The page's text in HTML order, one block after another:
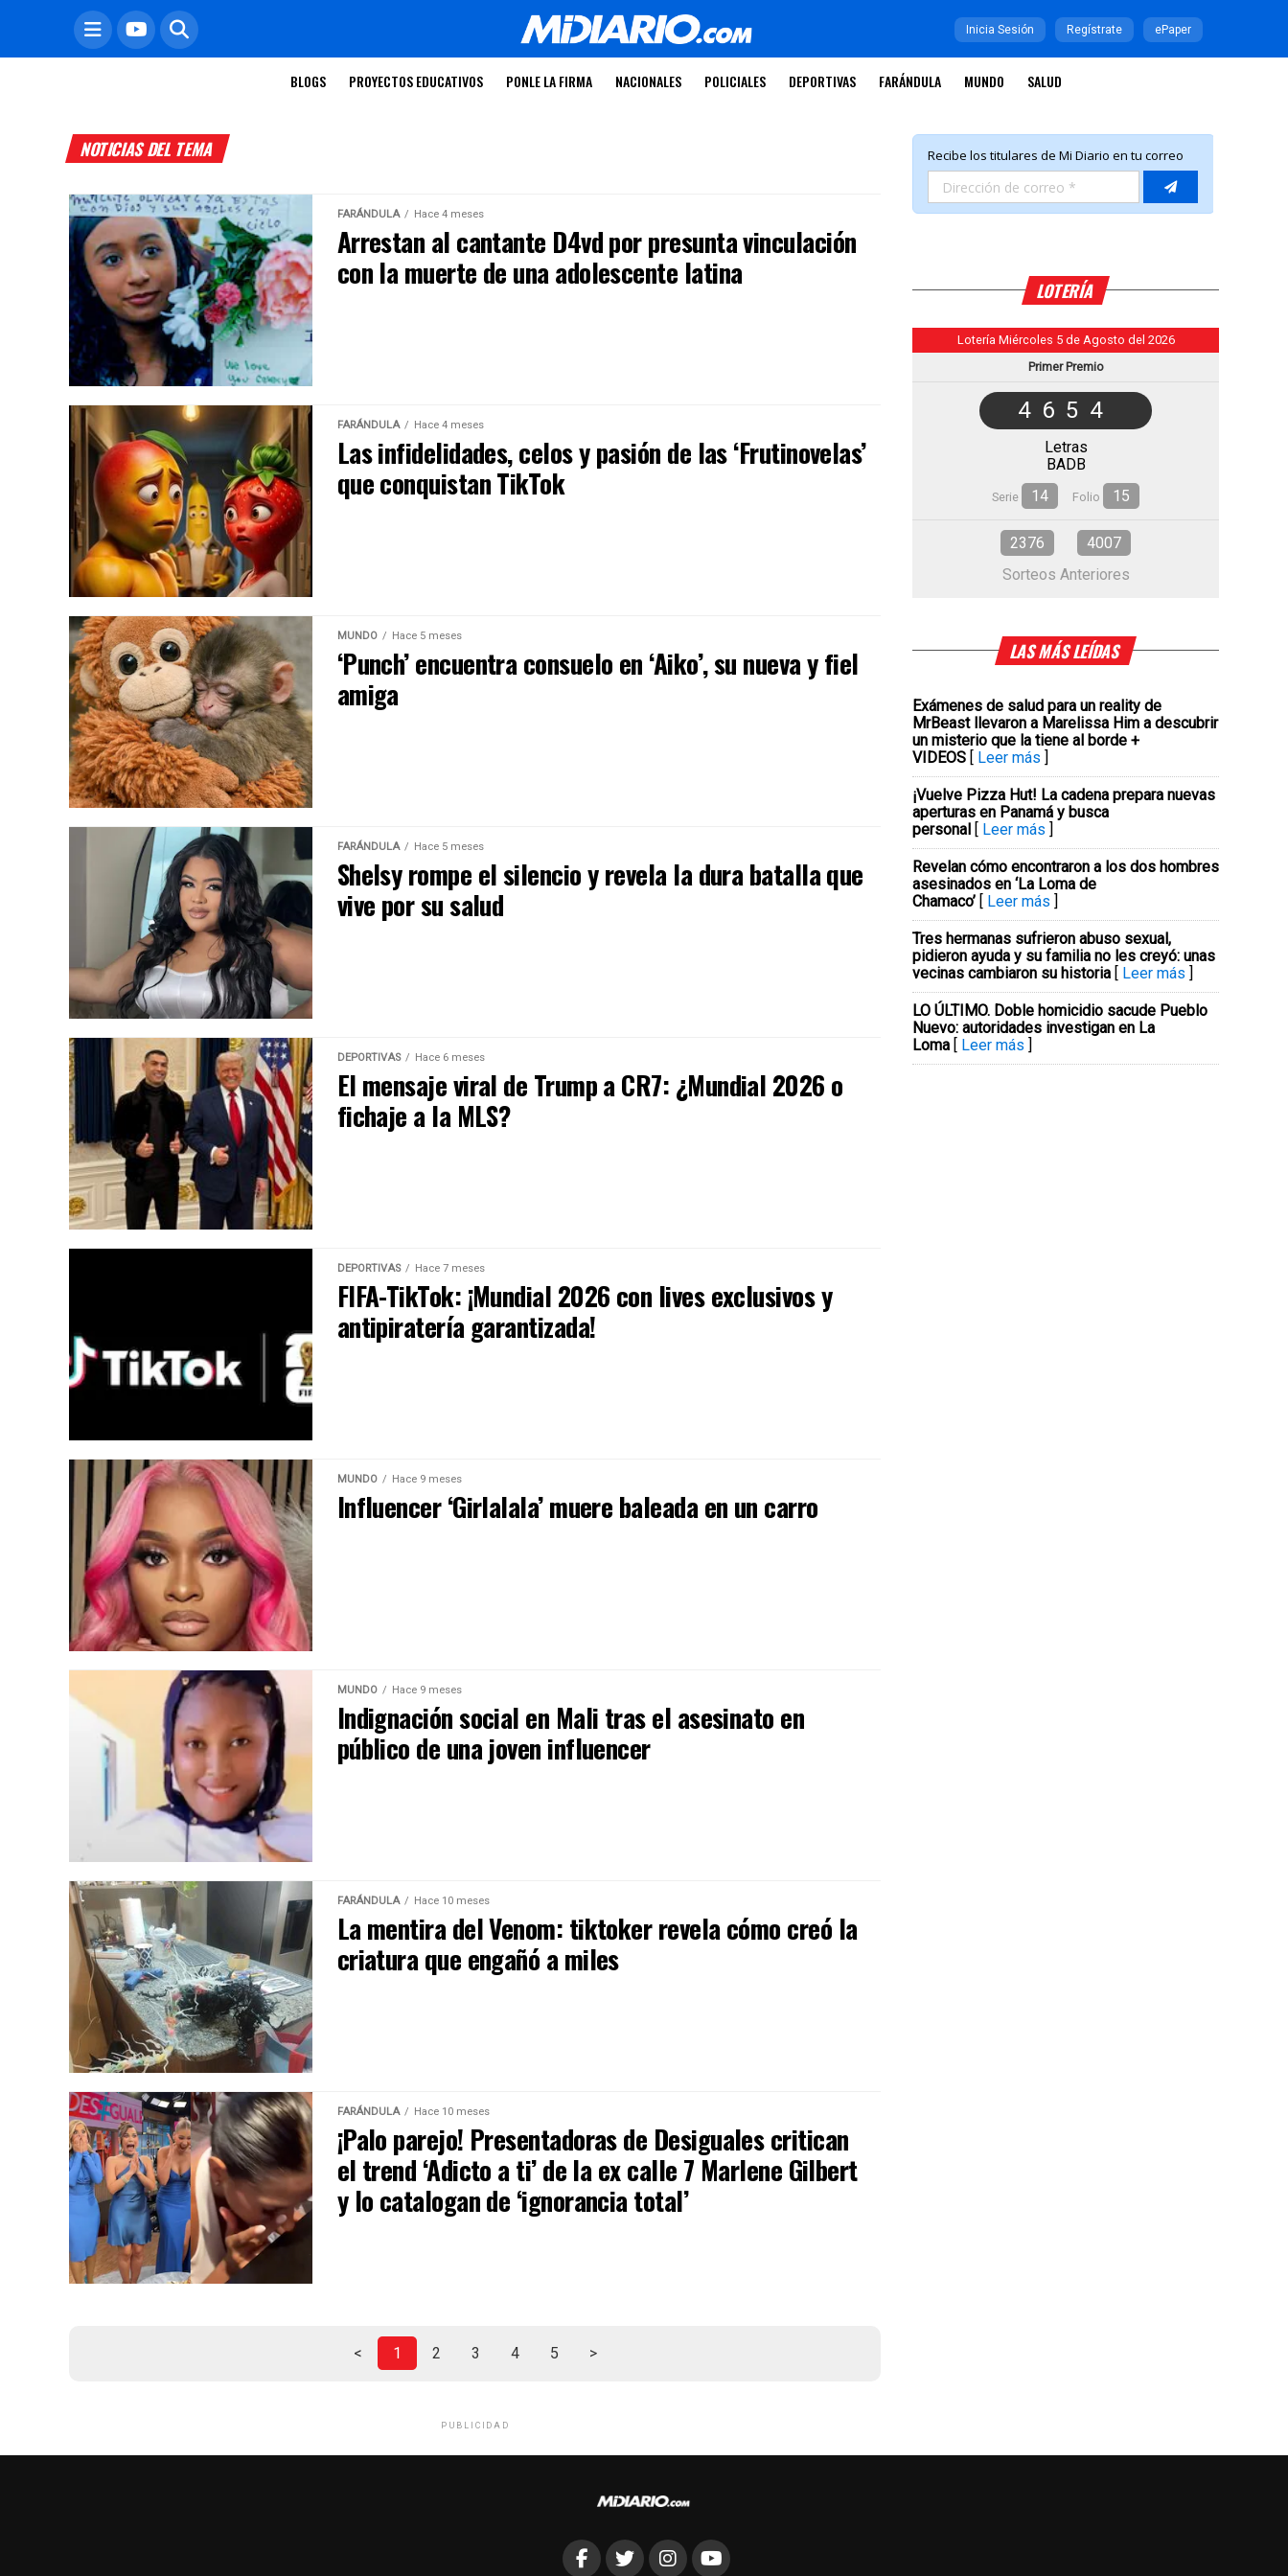
Inicia Sesión Regístrate ePaper
BLOGS PROYECTOS EDUCATIVOS PONLE LA FIRMA NACIONALES POLICIALES DEPORTIVAS FARÁNDULA MUNDO SALUD
NOTICIAS DEL TEMA
FARÁNDULA Hace 4 meses
Arrestan al cantante D4vd por presunta vinculación
con la muerte de una adolescente latina
FARÁNDULA Hace 4 meses
Las infidelidades, celos y pasión de las ‘Frutinovelas’
que conquistan TikTok
MUNDO Hace 5 meses
‘Punch’ encuentra consuelo en ‘Aiko’, su nueva y fiel
amiga
FARÁNDULA Hace 5 meses
Shelsy rompe el silencio y revela la dura batalla que
vive por su salud
DEPORTIVAS Hace 6 meses
El mensaje viral de Trump a CR7: ¿Mundial 2026 o
fichaje a la MLS?
DEPORTIVAS Hace 7 meses
FIFA-TikTok: ¡Mundial 2026 con lives exclusivos y
antipiratería garantizada!
MUNDO Hace 9 meses
Influencer ‘Girlalala’ muere baleada en un carro
MUNDO Hace 9 meses
Indignación social en Mali tras el asesinato en
público de una joven influencer
FARÁNDULA Hace 10 meses
La mentira del Venom: tiktoker revela cómo creó la
criatura que engañó a miles
FARÁNDULA Hace 10 meses
¡Palo parejo! Presentadoras de Desiguales critican
el trend ‘Adicto a ti’ de la ex calle 7 Marlene Gilbert
y lo catalogan de ‘ignorancia total’
< 1 2 3 4 5 >
PUBLICIDAD
LOTERÍA
Lotería Miércoles 5 de Agosto del 2026
Primer Premio
4654
Letras
BADB
Serie 14 Folio 15
2376
4007
Sorteos Anteriores
LAS MÁS LEÍDAS
Exámenes de salud para un reality de
MrBeast llevaron a Marelissa Him a descubrir
un misterio que la tiene al borde +
VIDEOS [ Leer más ]
¡Vuelve Pizza Hut! La cadena prepara nuevas
aperturas en Panamá y busca
personal [ Leer más ]
Revelan cómo encontraron a los dos hombres
asesinados en ‘La Loma de
Chamaco’ [ Leer más ]
Tres hermanas sufrieron abuso sexual,
pidieron ayuda y su familia no les creyó: unas
vecinas cambiaron su historia [ Leer más ]
LO ÚLTIMO. Doble homicidio sacude Pueblo
Nuevo: autoridades investigan en La
Loma [ Leer más ]